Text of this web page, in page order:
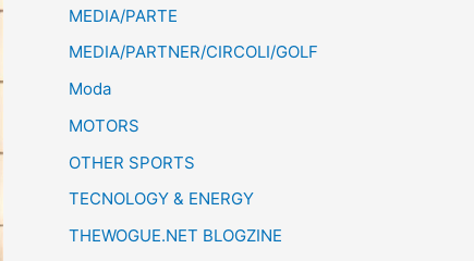
MEDIA/PARTE
MEDIA/PARTNER/CIRCOLI/GOLF
Moda
MOTORS
OTHER SPORTS
TECNOLOGY & ENERGY
THEWOGUE.NET BLOGZINE